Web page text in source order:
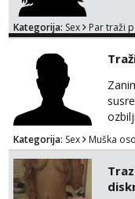
Kategorija: Sex Par traži
vitke
tip.
Kategorija: Sex Muška